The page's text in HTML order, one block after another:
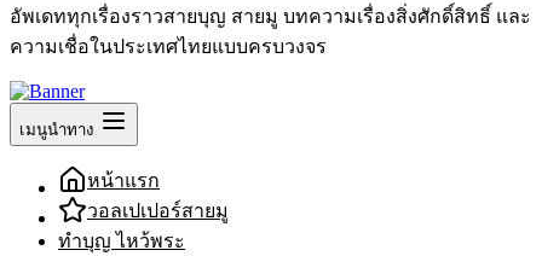
อัพเดททุกเรื่องราวสายบุญ สายมู บทความเรื่องสิ่งศักดิ์สิทธิ์ และ
ความเชื่อในประเทศไทยแบบครบวงจร
เมนูนำทาง
หน้าแรก
วอลเปเปอร์สายมู
ทำบุญ ไหว้พระ